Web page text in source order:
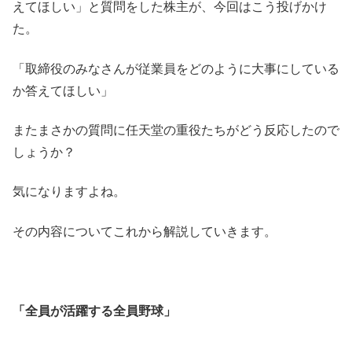
えてほしい」と質問をした株主が、今回はこう投げかけ
た。
「取締役のみなさんが従業員をどのように大事にしている
か答えてほしい」
またまさかの質問に任天堂の重役たちがどう反応したので
しょうか？
気になりますよね。
その内容についてこれから解説していきます。
「全員が活躍する全員野球」